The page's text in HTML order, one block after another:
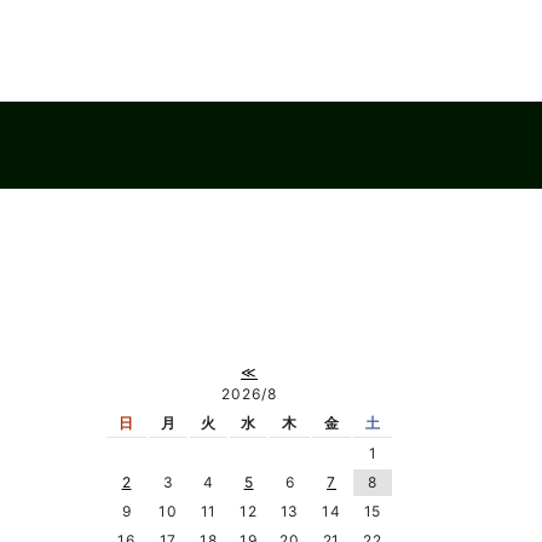
≪
2026/8
日
月 火 水 木 金
土
1
2
3 4 5 6 7
8
9
10 11 12 13 14
15